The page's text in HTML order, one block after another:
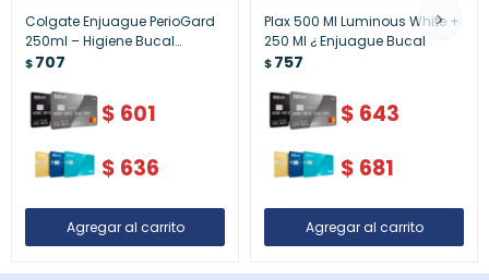
Colgate Enjuague PerioGard
250ml – Higiene Bucal
Especializada
$707
$ 601
$ 636
Plax 500 Ml Luminous White +
250 Ml ¿ Enjuague Bucal
$757
$ 643
$ 681